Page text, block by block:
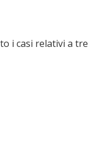
i casi relativi a tre